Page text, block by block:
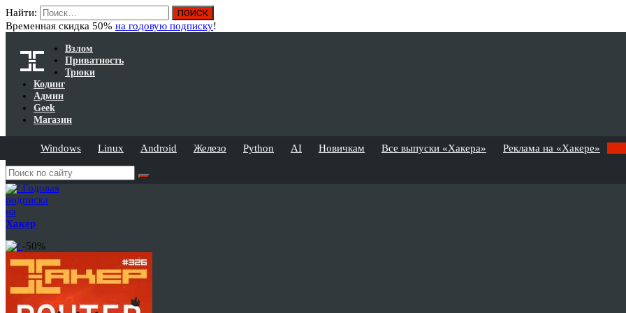
Найти:
Временная скидка 50% на годовую подписку!
Взлом
Приватность
Трюки
Кодинг
Админ
Geek
Магазин
Windows Linux Android Железо Python AI Новичкам Все выпуски «Хакера» Реклама на «Хакере»
Годовая
подписка
на
Хакер
-50%